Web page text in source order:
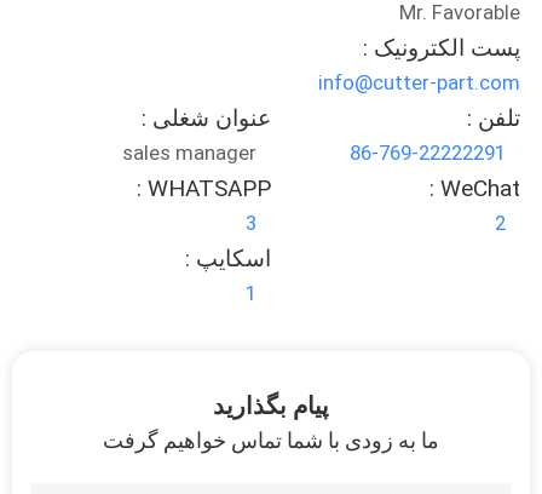
بگیرید
اخبار
درخواست
نقل قول
POLICY
Mr. Favorable
پست الکترونیک :
info@cutter-part.com
عنوان شغلی :
sales manager
تلفن :
86-769-22222291
WHATSAPP :
3
WeChat :
2
اسکایپ :
1
پیام بگذارید
ما به زودی با شما تماس خواهیم گرفت